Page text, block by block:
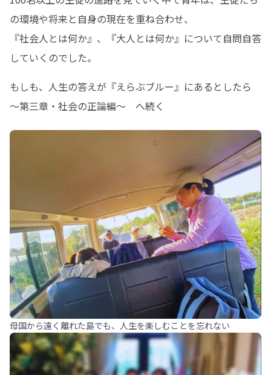
の環境や将来と自身の現在を重ね合わせ、
『社会人とは何か』、『大人とは何か』について自問自答
していくのでした。
もしも、人生の答えが『えらぶブルー』にあるとしたら
～第三章・社会の正論編～　へ続く
母国から遠く離れた島でも、人生を楽しむことを忘れない